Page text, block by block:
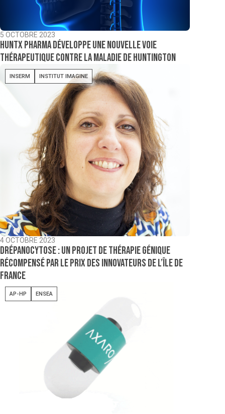
5 OCTOBRE 2023
Huntx Pharma développe une nouvelle voie
thérapeutique contre la maladie de Huntington
INSERM INSTITUT IMAGINE
4 OCTOBRE 2023
Drépanocytose : un projet de thérapie génique
récompensé par le Prix des innovateurs de l’Île de
France
AP-HP ENSEA